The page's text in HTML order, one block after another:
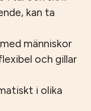
kan ta
människor
och gillar
i olika